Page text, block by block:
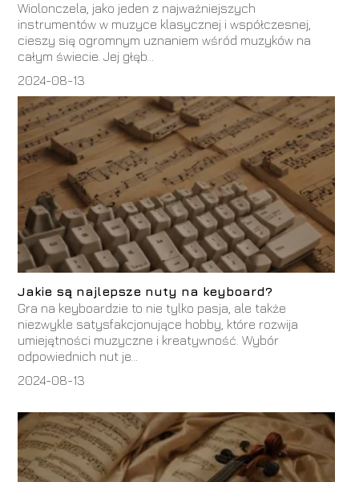
Wiolonczela, jako jeden z najważniejszych
instrumentów w muzyce klasycznej i współczesnej,
cieszy się ogromnym uznaniem wśród muzyków na
całym świecie. Jej głęb...
2024-08-13
Jakie są najlepsze nuty na keyboard?
Gra na keyboardzie to nie tylko pasja, ale także
niezwykle satysfakcjonujące hobby, które rozwija
umiejętności muzyczne i kreatywność. Wybór
odpowiednich nut je...
2024-08-13